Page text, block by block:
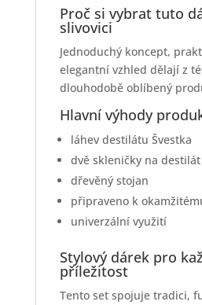
Proč si vybrat tuto
slivovici
Jednoduchý koncept,
elegantní vzhled dělají z
dlouhodobě oblíbený
Hlavní výhody
láhev destilátu Švestka
dvě skleničky na destilát
dřevěný stojan
připraveno k
univerzální využití
Stylový dárek pro
příležitost
Tento set spojuje tradici,